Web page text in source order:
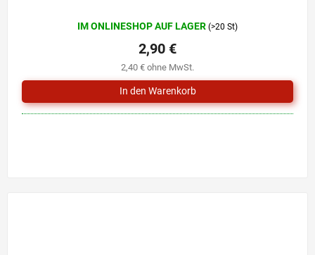
IM ONLINESHOP AUF LAGER (>20 St)
2,40 € ohne MwSt.
2,90 €